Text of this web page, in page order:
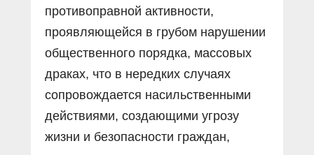
противоправной активности,
проявляющейся в грубом нарушении
общественного порядка, массовых
драках, что в нередких случаях
сопровождается насильственными
действиями, создающими угрозу
жизни и безопасности граждан,